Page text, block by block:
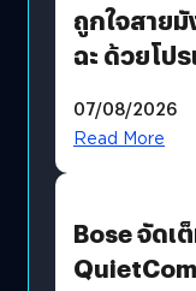
ถูกใจสายมั
ฉะ ด้วยโป
มีภาษาไทย
07/08/2026
Read More
Bose จัดเ